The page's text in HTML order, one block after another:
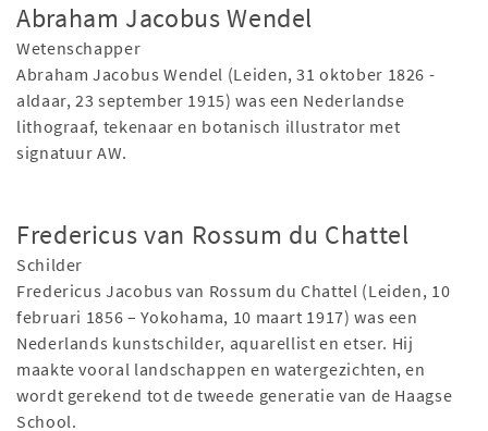
Abraham Jacobus Wendel
Wetenschapper
Abraham Jacobus Wendel (Leiden, 31 oktober 1826 -
aldaar, 23 september 1915) was een Nederlandse
lithograaf, tekenaar en botanisch illustrator met
signatuur AW.
Fredericus van Rossum du Chattel
Schilder
Fredericus Jacobus van Rossum du Chattel (Leiden, 10
februari 1856 – Yokohama, 10 maart 1917) was een
Nederlands kunstschilder, aquarellist en etser. Hij
maakte vooral landschappen en watergezichten, en
wordt gerekend tot de tweede generatie van de Haagse
School.